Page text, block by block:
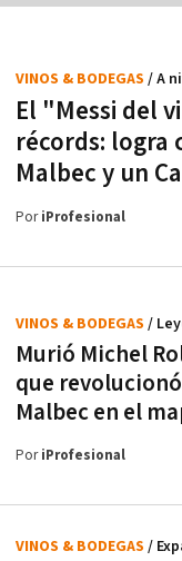
El "Messi del
récords: logra
Malbec y un
VINOS & BODEGAS / A
PoriProfesional
Murió Michel
que
Malbec en el
VINOS & BODEGAS /
PoriProfesional
VINOS & BODEGAS /